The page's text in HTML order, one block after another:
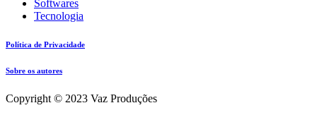
Softwares
Tecnologia
Política de Privacidade
Sobre os autores
Copyright © 2023 Vaz Produções